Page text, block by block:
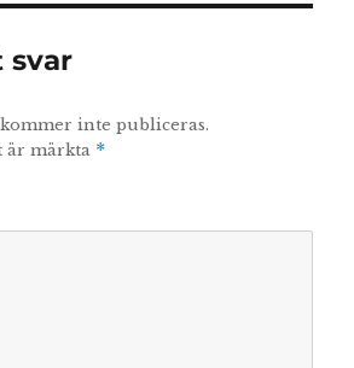
svar
inte publiceras.
är märkta *